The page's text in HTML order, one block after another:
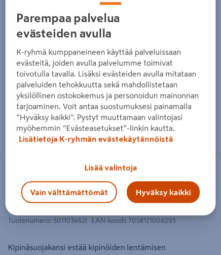
Zoomaa kuvaa sormilla kosketusnäytöllä
Kipinäsuojakansi Espegard 60cm
tulipataan
Tuotenumero: 501103462 EAN-koodi: 7058121008293
Kipinäsuojakansi estää kipinöiden lentämisen
Parempaa palvelua
evästeiden avulla
K-ryhmä kumppaneineen käyttää palveluissaan
evästeitä, joiden avulla palvelumme toimivat
toivotulla tavalla. Lisäksi evästeiden avulla mitataan
palveluiden tehokkuutta sekä mahdollistetaan
yksilöllinen ostokokemus ja personoidun mainonnan
tarjoaminen. Voit antaa suostumuksesi painamalla
”Hyväksy kaikki”. Pystyt muuttamaan valintojasi
myöhemmin ”Evästeasetukset”-linkin kautta.
Lisätietoja K-ryhmän evästekäytännöistä
Lisää valintoja
Vain välttämättömät Hyväksy kaikki